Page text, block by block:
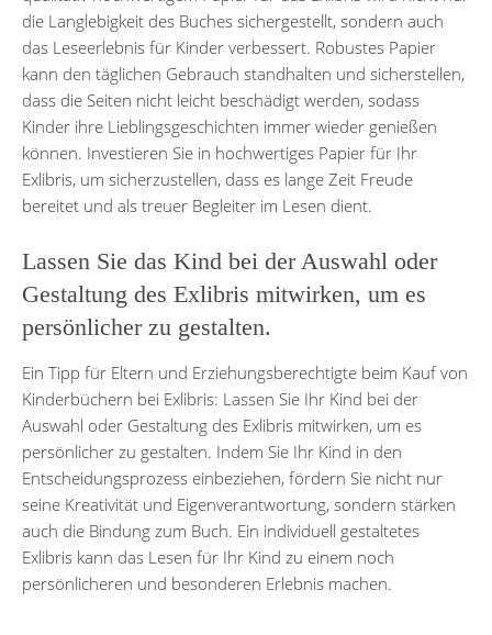
die Langlebigkeit des Buches sichergestellt, sondern auch
das Leseerlebnis für Kinder verbessert. Robustes Papier
kann den täglichen Gebrauch standhalten und sicherstellen,
dass die Seiten nicht leicht beschädigt werden, sodass
Kinder ihre Lieblingsgeschichten immer wieder genießen
können. Investieren Sie in hochwertiges Papier für Ihr
Exlibris, um sicherzustellen, dass es lange Zeit Freude
bereitet und als treuer Begleiter im Lesen dient.
Lassen Sie das Kind bei der Auswahl oder
Gestaltung des Exlibris mitwirken, um es
persönlicher zu gestalten.
Ein Tipp für Eltern und Erziehungsberechtigte beim Kauf von
Kinderbüchern bei Exlibris: Lassen Sie Ihr Kind bei der
Auswahl oder Gestaltung des Exlibris mitwirken, um es
persönlicher zu gestalten. Indem Sie Ihr Kind in den
Entscheidungsprozess einbeziehen, fördern Sie nicht nur
seine Kreativität und Eigenverantwortung, sondern stärken
auch die Bindung zum Buch. Ein individuell gestaltetes
Exlibris kann das Lesen für Ihr Kind zu einem noch
persönlicheren und besonderen Erlebnis machen.